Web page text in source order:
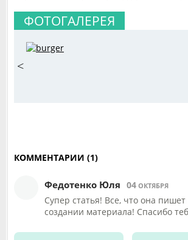
ФОТОГАЛЕРЕЯ
<
КОММЕНТАРИИ (1)
Федотенко Юля 04 ОКТЯБРЯ
Супер статья! Все, что она
создании материала! Спасибо